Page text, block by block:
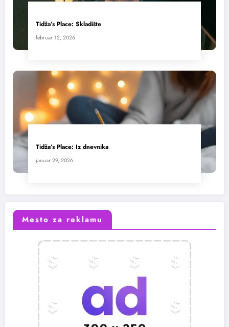
Tidža’s Place: Skladište
februar 12, 2026
Tidža’s Place: Iz dnevnika
januar 29, 2026
Mesto za reklamu